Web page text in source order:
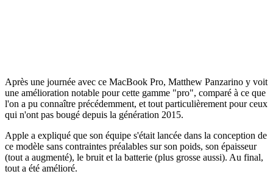
Après une journée avec ce MacBook Pro, Matthew Panzarino y voit
une amélioration notable pour cette gamme "pro", comparé à ce que
l'on a pu connaître précédemment, et tout particulièrement pour ceux
qui n'ont pas bougé depuis la génération 2015.
Apple a expliqué que son équipe s'était lancée dans la conception de
ce modèle sans contraintes préalables sur son poids, son épaisseur
(tout a augmenté), le bruit et la batterie (plus grosse aussi). Au final,
tout a été amélioré.